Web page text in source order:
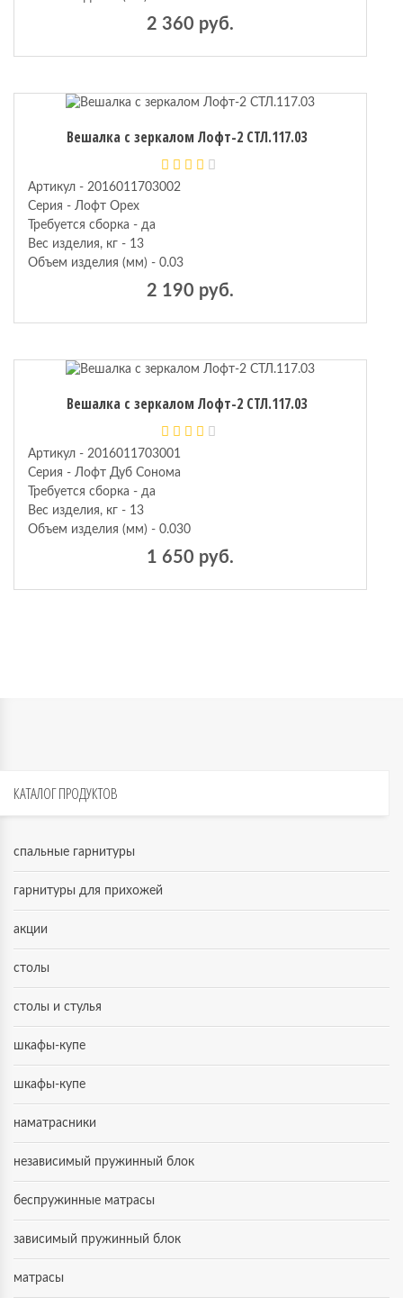
2 360 руб.
Вешалка с зеркалом Лофт-2 СТЛ.117.03
Артикул - 2016011703002
Серия - Лофт Орех
Требуется сборка - да
Вес изделия, кг - 13
Объем изделия (мм) - 0.03
2 190 руб.
Вешалка с зеркалом Лофт-2 СТЛ.117.03
Артикул - 2016011703001
Серия - Лофт Дуб Сонома
Требуется сборка - да
Вес изделия, кг - 13
Объем изделия (мм) - 0.030
1 650 руб.
КАТАЛОГПРОДУКТОВ
спальные гарнитуры
гарнитуры для прихожей
акции
столы
столы и стулья
шкафы-купе
шкафы-купе
наматрасники
независимый пружинный блок
беспружинные матрасы
зависимый пружинный блок
матрасы